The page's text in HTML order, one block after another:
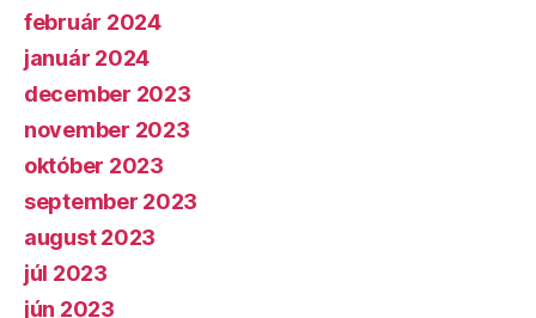
február 2024
január 2024
december 2023
november 2023
október 2023
september 2023
august 2023
júl 2023
jún 2023